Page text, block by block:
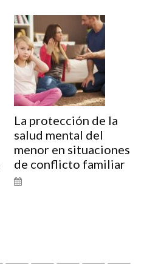
La protección de la
salud mental del
menor en situaciones
de conflicto familiar